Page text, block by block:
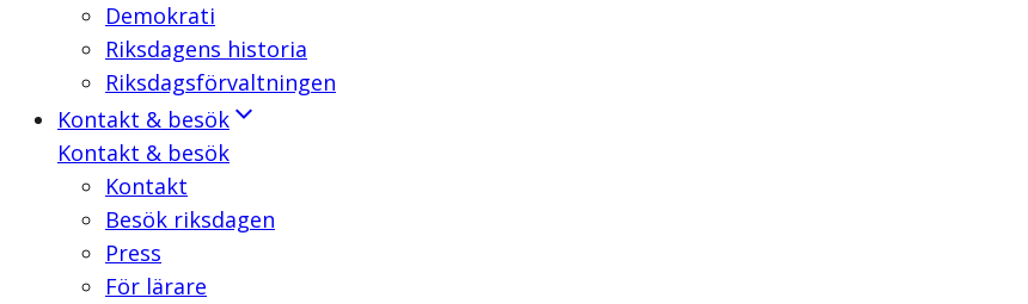
Demokrati
Riksdagens historia
Riksdagsförvaltningen
Kontakt & besök
Kontakt & besök
Kontakt
Besök riksdagen
Press
För lärare